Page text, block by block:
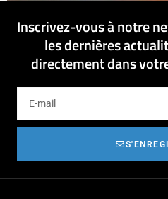
Inscrivez-vous à notre
les dernières
directement dans